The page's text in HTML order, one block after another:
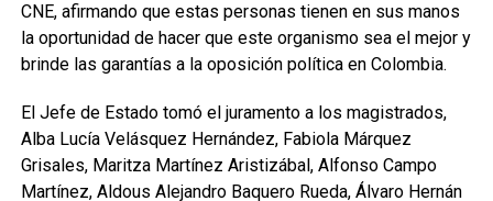
CNE, afirmando que estas personas tienen en sus manos
la oportunidad de hacer que este organismo sea el mejor y
brinde las garantías a la oposición política en Colombia.
El Jefe de Estado tomó el juramento a los magistrados,
Alba Lucía Velásquez Hernández, Fabiola Márquez
Grisales, Maritza Martínez Aristizábal, Alfonso Campo
Martínez, Aldous Alejandro Baquero Rueda, Álvaro Hernán